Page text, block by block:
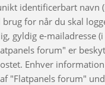
identificerbart navn
for når du skal
gyldig e-mailadresse
forum" er
Enhver
"Flatpanels forum"